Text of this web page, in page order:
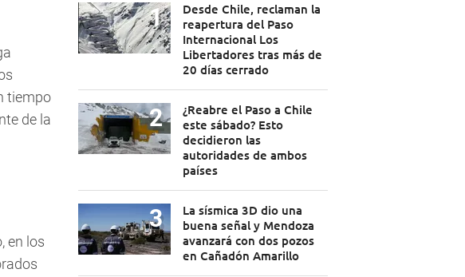
tiempo
de la
en los
Desde Chile, reclaman la
reapertura del Paso
Internacional Los
Libertadores tras más de
20 días cerrado
¿Reabre el Paso a Chile
este sábado? Esto
decidieron las
autoridades de ambos
países
La sísmica 3D dio una
buena señal y Mendoza
avanzará con dos pozos
en Cañadón Amarillo